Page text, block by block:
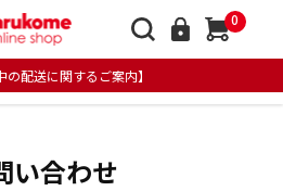
0
の配送に関するご案内】
い合わせ